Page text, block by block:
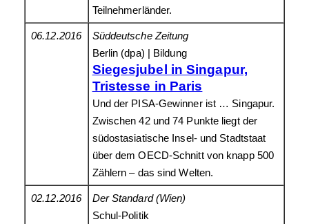
Teilnehmerländer.
06.12.2016
Süddeutsche Zeitung
Berlin (dpa) | Bildung
Siegesjubel in Singapur,
Tristesse in Paris
Und der PISA-Gewinner ist … Singapur.
Zwischen 42 und 74 Punkte liegt der
südostasiatische Insel- und Stadtstaat
über dem OECD-Schnitt von knapp 500
Zählern – das sind Welten.
02.12.2016
Der Standard (Wien)
Schul-Politik